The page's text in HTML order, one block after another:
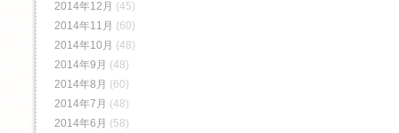
2014年12月 (45)
2014年11月 (60)
2014年10月 (48)
2014年9月 (48)
2014年8月 (60)
2014年7月 (48)
2014年6月 (58)